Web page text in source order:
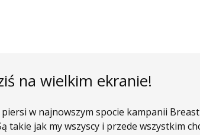
na wielkim ekranie!
w najnowszym spocie kampanii
takie jak my wszyscy i przede wszystkim